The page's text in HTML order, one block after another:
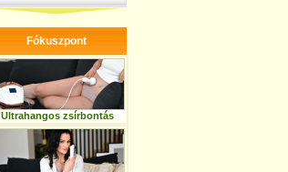
Fókuszpont
Ultrahangos zsírbontás